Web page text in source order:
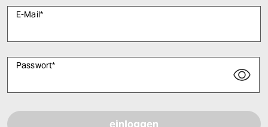
E-Mail*
Passwort*